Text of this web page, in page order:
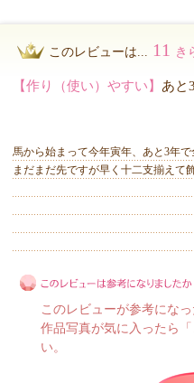
このレビューは... 11 き
【作り（使い）やすい】 あと
馬から始まって今年寅年、あと3年で
まだまだ先ですが早く十二支揃えて
このレビューが参考になっ
作品写真が気に入ったら
い。